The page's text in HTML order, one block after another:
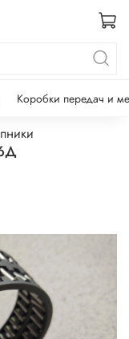
Коробки передач и